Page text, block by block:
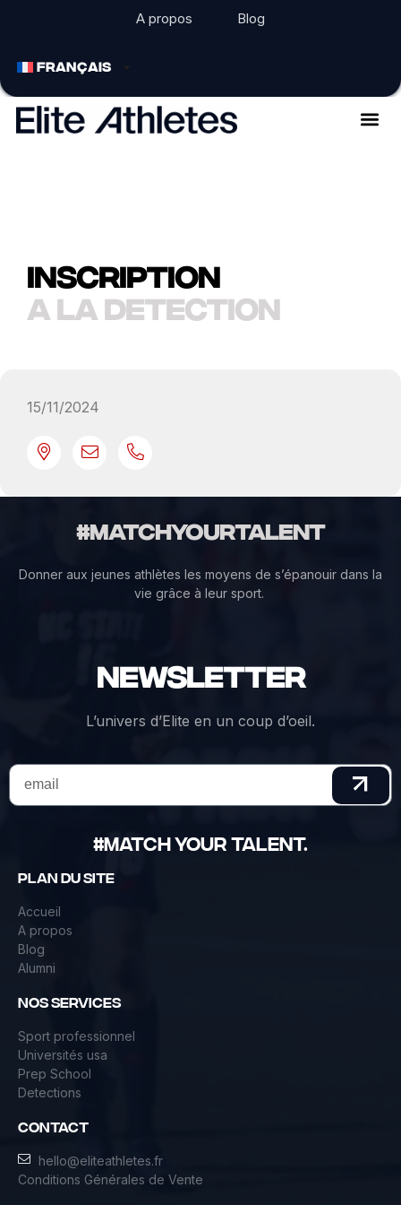
A propos Blog
FRANÇAIS
Inscription
a la detection
15/11/2024
#MatchYourTalent
Donner aux jeunes athlètes les moyens de s’épanouir dans la
vie grâce à leur sport.
Newsletter
L’univers d’Elite en un coup d’oeil.
#Match Your Talent.
Plan du site
Accueil
A propos
Blog
Alumni
NOS services
Sport professionnel
Universités usa
Prep School
Detections
contact
hello@eliteathletes.fr
Conditions Générales de Vente